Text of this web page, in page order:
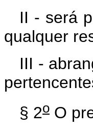
II - será
qualquer
III -
§ 2o O